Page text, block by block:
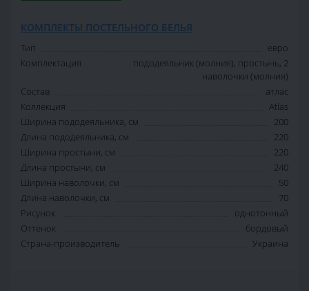
КОМПЛЕКТЫ ПОСТЕЛЬНОГО БЕЛЬЯ
Тип
евро
Комплектация
пододеяльник (молния), простынь, 2
наволочки (молния)
Состав
атлас
Коллекция
Atlas
Ширина пододеяльника, см
200
Длина пододеяльника, см
220
Ширина простыни, см
220
Длина простыни, см
240
Ширина наволочки, см
50
Длина наволочки, см
70
Рисунок
однотонный
Оттенок
бордовый
Страна-производитель
Украина